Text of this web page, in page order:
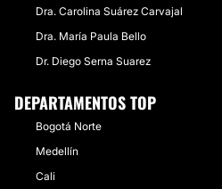
Dra. Carolina Suárez Carvajal
Dra. María Paula Bello
Dr. Diego Serna Suarez
DEPARTAMENTOS TOP
Bogotá Norte
Medellín
Cali